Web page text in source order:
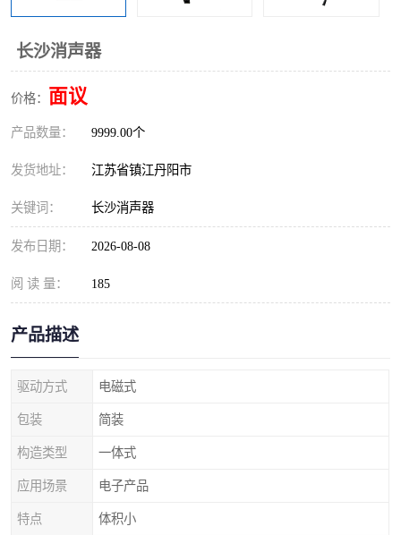
长沙消声器
价格： 面议
产品数量： 9999.00个
发货地址： 江苏省镇江丹阳市
关键词： 长沙消声器
发布日期： 2026-08-08
阅 读 量： 185
产品描述
驱动方式 电磁式
包装 简装
构造类型 一体式
应用场景 电子产品
特点 体积小